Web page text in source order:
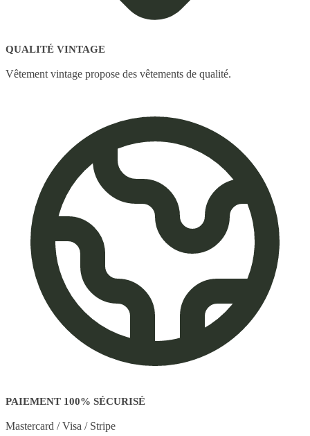
QUALITÉ VINTAGE
Vêtement vintage propose des vêtements de qualité.
PAIEMENT 100% SÉCURISÉ
Mastercard / Visa / Stripe